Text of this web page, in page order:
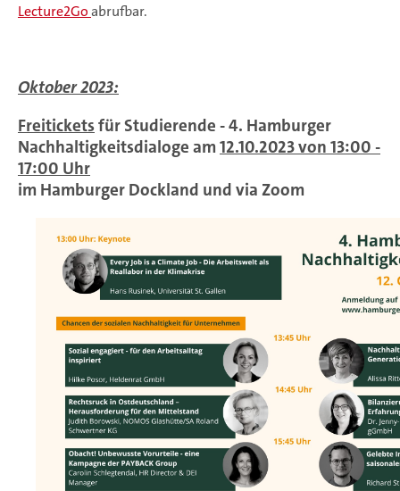
Lecture2Goabrufbar.
Oktober 2023:
Freiticketsfür Studierende - 4. Hamburger
Nachhaltigkeitsdialoge am12.10.2023 von 13:00 -
17:00 Uhr
im Hamburger Dockland und via Zoom